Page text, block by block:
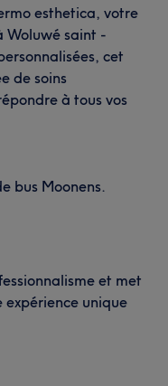
esthetica, votre
Woluwé saint -
cet
de soins
à tous vos
bus Moonens.
et met
unique